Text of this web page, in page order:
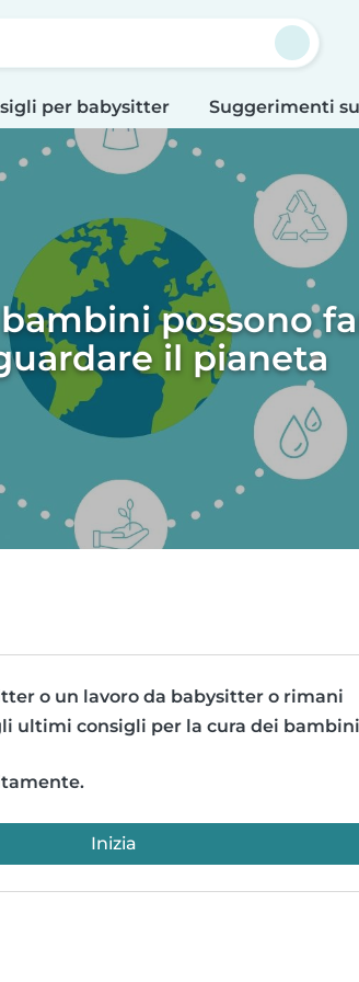
per babysitter Suggerimenti
possono
il pianeta
o un lavoro da babysitter o rimani
ultimi consigli per la cura dei
Inizia